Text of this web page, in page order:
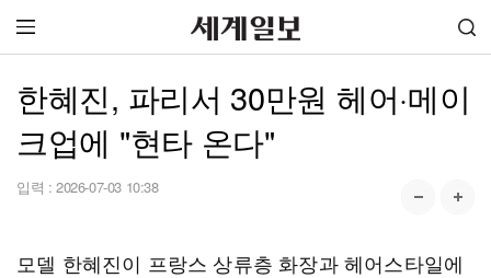
한혜진, 파리서 30만원 헤어·메이
크업에 "현타 온다"
입력 : 2026-07-03 10:38
모델 한혜진이 프랑스 상류층 화장과 헤어스타일에